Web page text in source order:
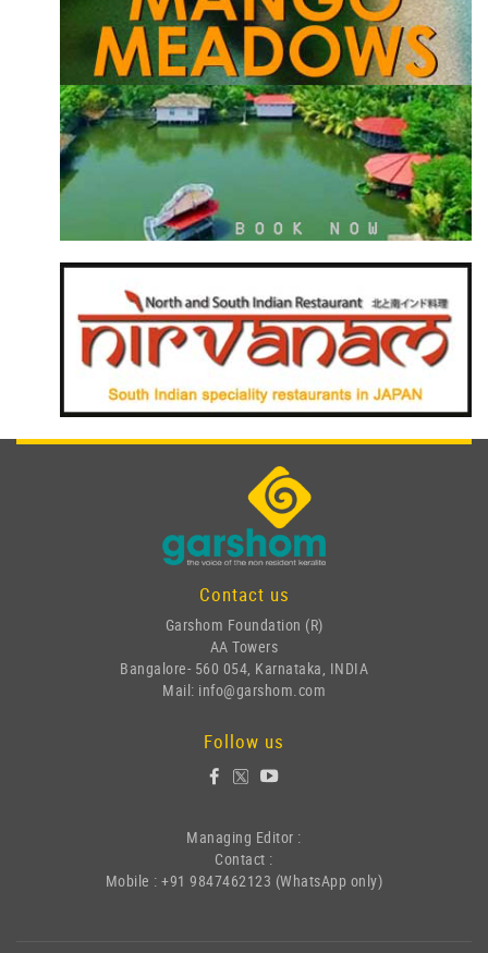
Contact us
Garshom Foundation (R)
AA Towers
Bangalore- 560 054, Karnataka, INDIA
Mail: info@garshom.com
Follow us
Managing Editor :
Contact :
Mobile : +91 9847462123 (WhatsApp only)